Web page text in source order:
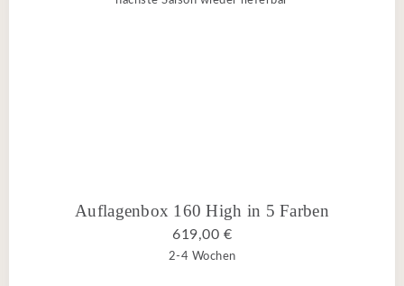
Auflagenbox 160 High in 5 Farben
619,00 €
2-4 Wochen